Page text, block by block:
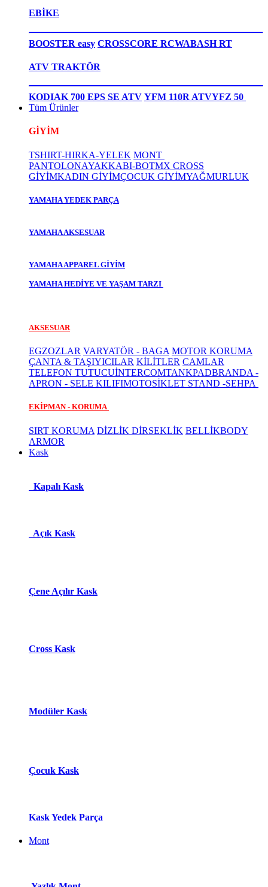
EBİKE
BOOSTER easy CROSSCORE RCWABASH RT
ATV TRAKTÖR
KODIAK 700 EPS SE ATV YFM 110R ATVYFZ 50
Tüm Ürünler
GİYİM
TSHIRT-HIRKA-YELEK MONT
PANTOLONAYAKKABI-BOTMX CROSS
GİYİMKADIN GİYİMÇOCUK GİYİMYAĞMURLUK
YAMAHA YEDEK PARÇA
YAMAHA AKSESUAR
YAMAHA APPAREL GİYİM
YAMAHA HEDİYE VE YAŞAM TARZI
AKSESUAR
EGZOZLAR VARYATÖR - BAGA MOTOR KORUMA
ÇANTA & TAŞIYICILAR KİLİTLER CAMLAR
TELEFON TUTUCUİNTERCOMTANKPADBRANDA -
APRON - SELE KILIFIMOTOSİKLET STAND -SEHPA
EKİPMAN - KORUMA
SIRT KORUMA DİZLİK DİRSEKLİK BELLİKBODY
ARMOR
Kask
Kapalı Kask
Açık Kask
Çene Açılır Kask
Cross Kask
Modüle​r Ka​s​k
Çocuk Kask
Kask Yedek Parça
Mont